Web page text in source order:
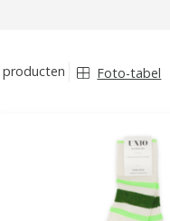
producten Foto-tabel